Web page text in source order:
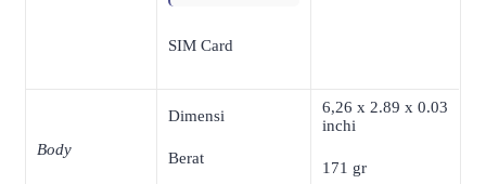
SIM Card
Body
Dimensi
Berat
6,26 x 2.89 x 0.03
inchi
171 gr